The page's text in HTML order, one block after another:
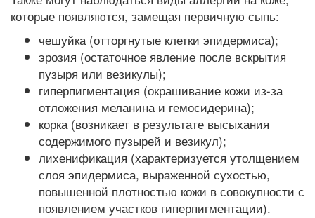
которые появляются, замещая первичную сыпь:
чешуйка (отторгнутые клетки эпидермиса);
эрозия (остаточное явление после вскрытия
пузыря или везикулы);
гиперпигментация (окрашивание кожи из-за
отложения меланина и гемосидерина);
корка (возникает в результате высыхания
содержимого пузырей и везикул);
лихенификация (характеризуется утолщением
слоя эпидермиса, выраженной сухостью,
повышенной плотностью кожи в совокупности с
появлением участков гиперпигментации).